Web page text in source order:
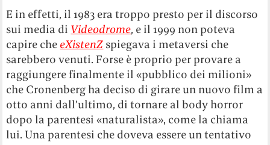
E in effetti, il 1983 era troppo presto per il discorso
sui media di Videodrome, e il 1999 non poteva
capire che eXistenZ spiegava i metaversi che
sarebbero venuti. Forse è proprio per provare a
raggiungere finalmente il «pubblico dei milioni»
che Cronenberg ha deciso di girare un nuovo film a
otto anni dall’ultimo, di tornare al body horror
dopo la parentesi «naturalista», come la chiama
lui. Una parentesi che doveva essere un tentativo